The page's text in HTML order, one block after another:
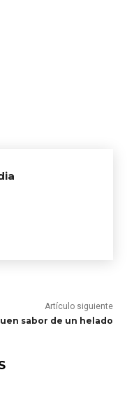
Artículo siguiente
sabor de un helado